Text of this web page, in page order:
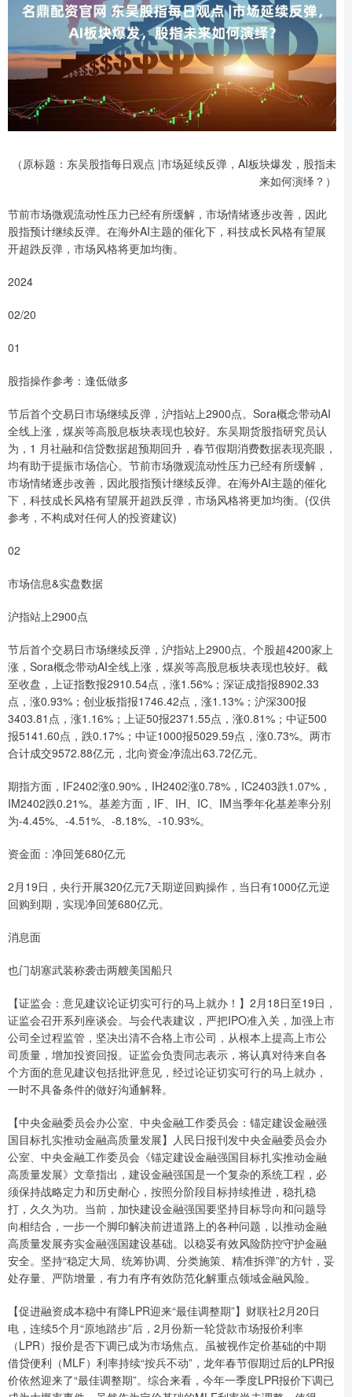
（原标题：东吴股指每日观点 |市场延续反弹，AI板块爆发，股指未
来如何演绎？）
节前市场微观流动性压力已经有所缓解，市场情绪逐步改善，因此
股指预计继续反弹。在海外AI主题的催化下，科技成长风格有望展
开超跌反弹，市场风格将更加均衡。
2024
02/20
01
股指操作参考：逢低做多
节后首个交易日市场继续反弹，沪指站上2900点。Sora概念带动AI
全线上涨，煤炭等高股息板块表现也较好。东吴期货股指研究员认
为，1 月社融和信贷数据超预期回升，春节假期消费数据表现亮眼，
均有助于提振市场信心。节前市场微观流动性压力已经有所缓解，
市场情绪逐步改善，因此股指预计继续反弹。在海外AI主题的催化
下，科技成长风格有望展开超跌反弹，市场风格将更加均衡。(仅供
参考，不构成对任何人的投资建议)
02
市场信息&实盘数据
沪指站上2900点
节后首个交易日市场继续反弹，沪指站上2900点。个股超4200家上
涨，Sora概念带动AI全线上涨，煤炭等高股息板块表现也较好。截
至收盘，上证指数报2910.54点，涨1.56%；深证成指报8902.33
点，涨0.93%；创业板指报1746.42点，涨1.13%；沪深300报
3403.81点，涨1.16%；上证50报2371.55点，涨0.81%；中证500
报5141.60点，跌0.17%；中证1000报5029.59点，涨0.73%。两市
合计成交9572.88亿元，北向资金净流出63.72亿元。
期指方面，IF2402涨0.90%，IH2402涨0.78%，IC2403跌1.07%，
IM2402跌0.21%。基差方面，IF、IH、IC、IM当季年化基差率分别
为-4.45%、-4.51%、-8.18%、-10.93%。
资金面：净回笼680亿元
2月19日，央行开展320亿元7天期逆回购操作，当日有1000亿元逆
回购到期，实现净回笼680亿元。
消息面
也门胡塞武装称袭击两艘美国船只
【证监会：意见建议论证切实可行的马上就办！】2月18日至19日，
证监会召开系列座谈会。与会代表建议，严把IPO准入关，加强上市
公司全过程监管，坚决出清不合格上市公司，从根本上提高上市公
司质量，增加投资回报。证监会负责同志表示，将认真对待来自各
个方面的意见建议包括批评意见，经过论证切实可行的马上就办，
一时不具备条件的做好沟通解释。
【中央金融委员会办公室、中央金融工作委员会：锚定建设金融强
国目标扎实推动金融高质量发展】人民日报刊发中央金融委员会办
公室、中央金融工作委员会《锚定建设金融强国目标扎实推动金融
高质量发展》文章指出，建设金融强国是一个复杂的系统工程，必
须保持战略定力和历史耐心，按照分阶段目标持续推进，稳扎稳
打，久久为功。当前，加快建设金融强国要坚持目标导向和问题导
向相结合，一步一个脚印解决前进道路上的各种问题，以推动金融
高质量发展夯实金融强国建设基础。以稳妥有效风险防控守护金融
安全。坚持“稳定大局、统筹协调、分类施策、精准拆弹”的方针，妥
处存量、严防增量，有力有序有效防范化解重点领域金融风险。
【促进融资成本稳中有降LPR迎来“最佳调整期”】财联社2月20日
电，连续5个月“原地踏步”后，2月份新一轮贷款市场报价利率
（LPR）报价是否下调已成为市场焦点。虽被视作定价基础的中期
借贷便利（MLF）利率持续“按兵不动”，龙年春节假期过后的LPR报
价依然迎来了“最佳调整期”。综合来看，今年一季度LPR报价下调已